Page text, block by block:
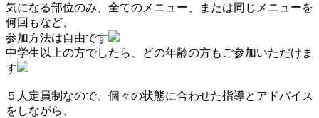
気になる部位のみ、全てのメニュー、または同じメニューを
何回もなど、
参加方法は自由です
中学生以上の方でしたら、どの年齢の方もご参加いただけま
す
５人定員制なので、個々の状態に合わせた指導とアドバイス
をしながら、